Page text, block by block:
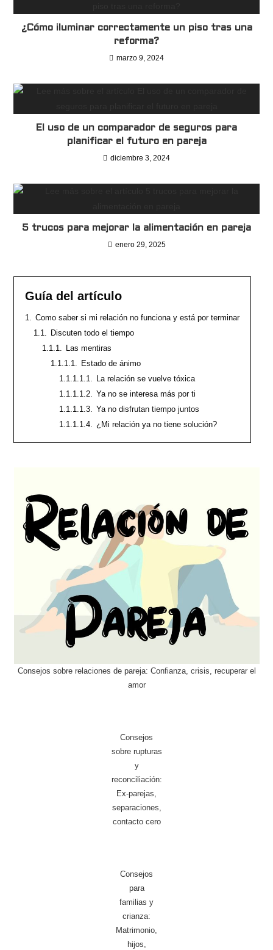
¿Cómo iluminar correctamente un piso tras una
reforma?
marzo 9, 2024
El uso de un comparador de seguros para
planificar el futuro en pareja
diciembre 3, 2024
5 trucos para mejorar la alimentación en pareja
enero 29, 2025
Guía del artículo
1. Como saber si mi relación no funciona y está por terminar
1.1. Discuten todo el tiempo
1.1.1. Las mentiras
1.1.1.1. Estado de ánimo
1.1.1.1.1. La relación se vuelve tóxica
1.1.1.1.2. Ya no se interesa más por ti
1.1.1.1.3. Ya no disfrutan tiempo juntos
1.1.1.1.4. ¿Mi relación ya no tiene solución?
Consejos sobre relaciones de pareja: Confianza, crisis, recuperar el
amor
Consejos
sobre rupturas
y
reconciliación:
Ex-parejas,
separaciones,
contacto cero
Consejos
para
familias y
crianza:
Matrimonio,
hijos,